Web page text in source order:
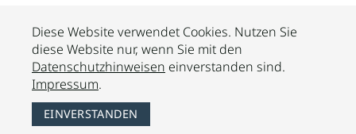
Diese Website verwendet Cookies. Nutzen Sie
diese Website nur, wenn Sie mit den
Datenschutzhinweisen einverstanden sind.
Impressum.
EINVERSTANDEN